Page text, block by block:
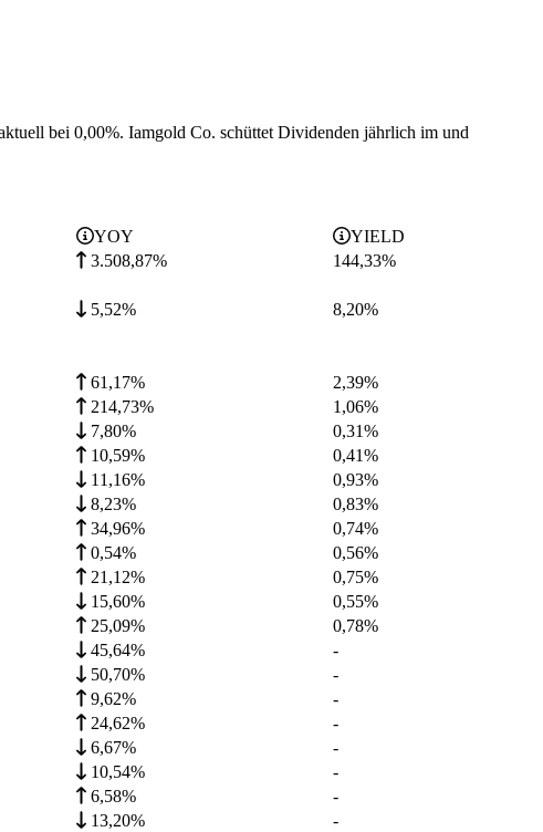
bei 0,00%. Iamgold Co. schüttet Dividenden jährlich im und
YOY
YIELD
3.508,87% 144,33%
5,52% 8,20%
61,17% 2,39%
214,73% 1,06%
7,80% 0,31%
10,59% 0,41%
11,16% 0,93%
8,23% 0,83%
34,96% 0,74%
0,54% 0,56%
21,12% 0,75%
15,60% 0,55%
25,09% 0,78%
45,64%
-
50,70%
-
9,62%
-
24,62%
-
6,67%
-
10,54%
-
6,58%
-
13,20%
-